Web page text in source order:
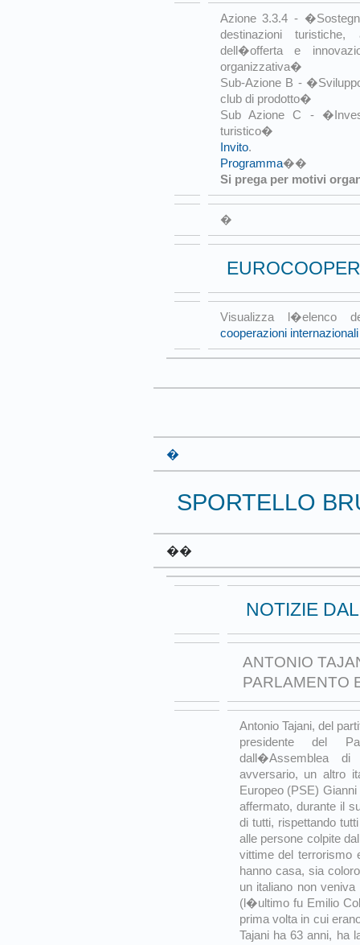
Azione 3.3.4 -
destinazioni turistiche,
dell�offerta e
organizzativa�
Sub-Azione B -
club di prodotto�
Sub Azione C -
turistico�
Invito.
Programma��
Si prega per motivi
�
Visualizza l�elenco
cooperazioni internazionali
�
SPORTELLO
��
NOTIZIE
ANTONIO
PARLAMENTO
Antonio Tajani, del
presidente del
dall�Assemblea
avversario, un altro
Europeo (PSE)
affermato, durante il
di tutti, rispettando
alle persone colpite
vittime del terrorismo
hanno casa, sia
un italiano non
(l�ultimo fu Emilio
prima volta in cui
Tajani ha 63 anni, ha